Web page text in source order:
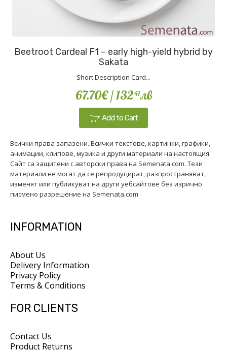
Beetroot Cardeal F1 – early high-yield hybrid by
Sakata
Short Description Card...
67.70€/ 13241лв
Add to Cart
Всички права запазени. Всички текстове, картинки, графики,
анимации, клипове, музика и други материали на настоящия
Сайт са защитени с авторски права на Semenata.com. Тези
материали не могат да се репродуцират, разпространяват,
изменят или публикуват на други уебсайтове без изрично
писмено разрешение на Semenata.com
INFORMATION
About Us
Delivery Information
Privacy Policy
Terms & Conditions
FOR CLIENTS
Contact Us
Product Returns